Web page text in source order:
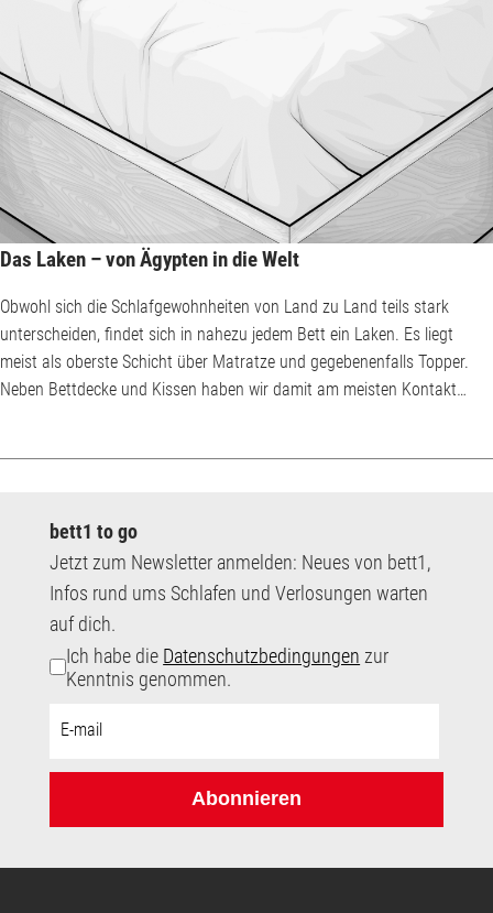
Das Laken – von Ägypten in die Welt
Obwohl sich die Schlafgewohnheiten von Land zu Land teils stark
unterscheiden, findet sich in nahezu jedem Bett ein Laken. Es liegt
meist als oberste Schicht über Matratze und gegebenenfalls Topper.
Neben Bettdecke und Kissen haben wir damit am meisten Kontakt
bett1 to go
Jetzt zum Newsletter anmelden: Neues von bett1,
Infos rund ums Schlafen und Verlosungen warten
auf dich.
Ich habe die Datenschutzbedingungen zur
Kenntnis genommen.
Mail-
Abonnieren